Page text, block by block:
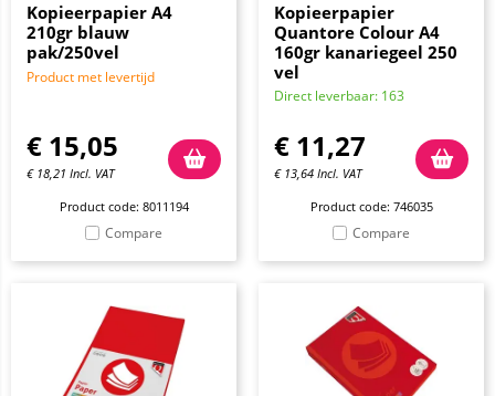
Kopieerpapier A4
210gr blauw
pak/250vel
Product met levertijd
€ 15,05
€ 18,21 Incl. VAT
Product code: 8011194
Compare
Kopieerpapier
Quantore Colour A4
160gr kanariegeel 250
vel
Direct leverbaar: 163
€ 11,27
€ 13,64 Incl. VAT
Product code: 746035
Compare